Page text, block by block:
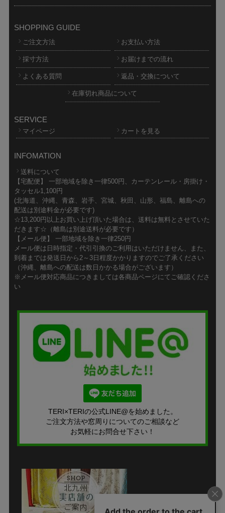
SHOPPING GUIDE
ご注文方法 お支払い方法
採寸方法 お届けまでの流れ
よくある質問 返品・交換について
在庫切れ商品について
SERVICE
マイページ カートを見る
INFOMATION
送料について
【宅配便】 一部地域を除き一律500円、カーテンレール・房掛け・
タッセル1,100円
(北海道、沖縄、青森、岩手、宮城、秋田、山形、福島、離島への
配送は別途料金が必要です)
☆13,200円以上お買い上げ頂いた場合は、送料は無料とさせていた
だきます☆（離島は別途送料が必要です）
【メール便】 一部地域を除き一律250円
メール便は日時指定・代引引換のご利用はいただけません、また、
到着までは発送日から2～3日程度かかりますのでご了承ください
（沖縄、離島への配送は数日かかる場合がございます）
※メール便対応商品につきましては各商品ページにてご確認くださ
い
TERI×TERIの公式LINE@を始めました。
ご注文方法や窓周りについてのご相談など
お気軽にお問合せ下さい！